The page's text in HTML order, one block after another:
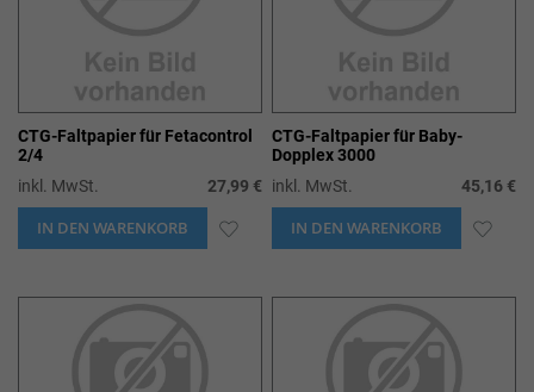
CTG-Faltpapier für Fetacontrol
2/4
inkl. MwSt.
27,99 €
IN DEN WARENKORB ZUR
CTG-Faltpapier für Baby-
Dopplex 3000
inkl. MwSt.
45,16 €
IN DEN WARENKORB ZUR